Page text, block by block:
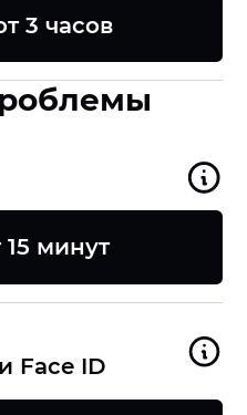
3 часов
минут
Face ID